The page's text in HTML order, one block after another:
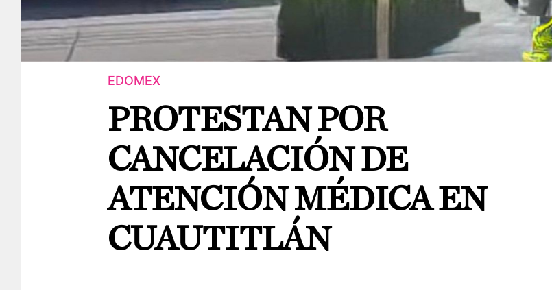
EDOMEX
PROTESTAN POR
CANCELACIÓN DE
ATENCIÓN MÉDICA EN
CUAUTITLÁN